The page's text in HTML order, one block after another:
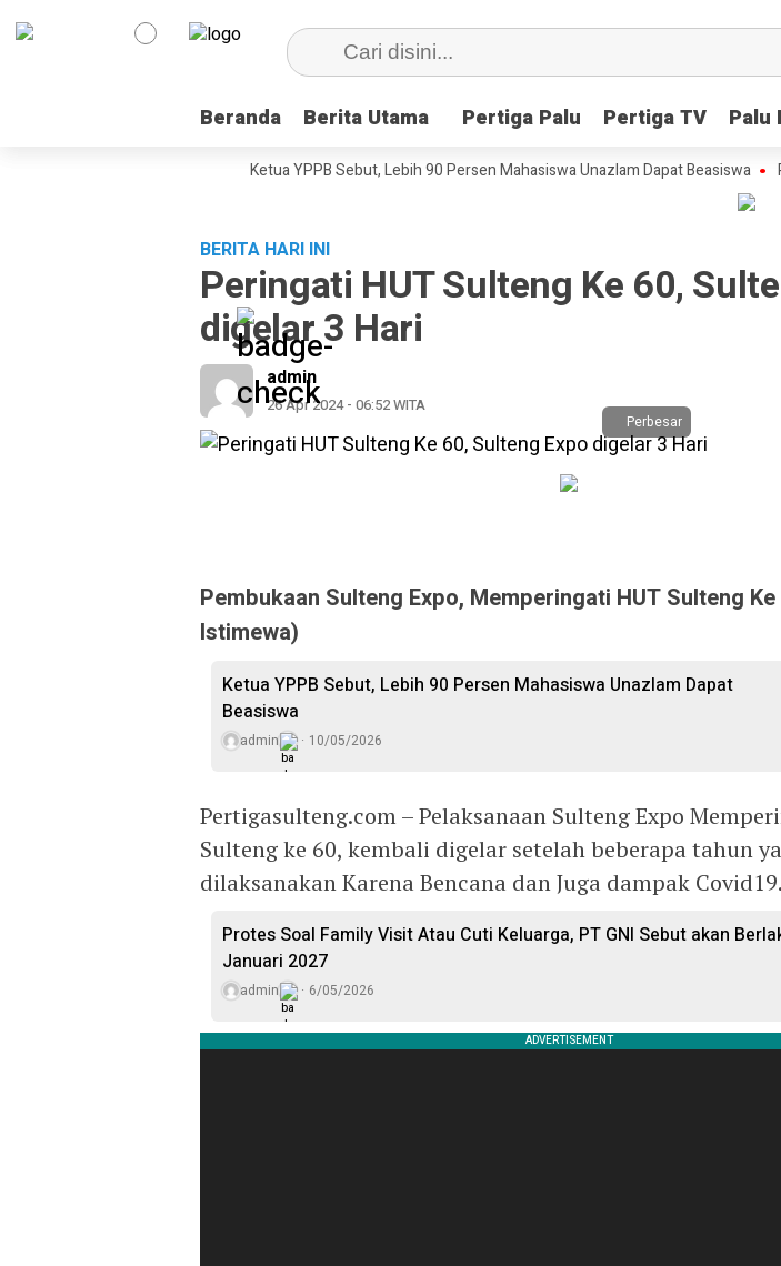
Beranda Berita Utama Pertiga Palu Pertiga TV Palu
Beranda Berita Utama Pertiga Palu Pertiga TV Palu
Ketua YPPB Sebut, Lebih 90 Persen Mahasiswa Unazlam Dapat Beasiswa
BERITA HARI INI
Peringati HUT Sulteng Ke 60,
digelar 3 Hari
admin
26 Apr 2024 - 06:52 WITA
Perbesar
Pembukaan Sulteng Expo, Memperingati HUT Sulteng Ke
Istimewa)
Ketua YPPB Sebut, Lebih 90 Persen Mahasiswa Unazlam Dapat
Beasiswa
admin 10/05/2026
Pertigasulteng.com – Pelaksanaan Sulteng Expo
Sulteng ke 60, kembali digelar setelah beberapa tahun
dilaksanakan Karena Bencana dan Juga dampak Covid19.
Protes Soal Family Visit Atau Cuti Keluarga, PT GNI Sebut akan
Januari 2027
admin 6/05/2026